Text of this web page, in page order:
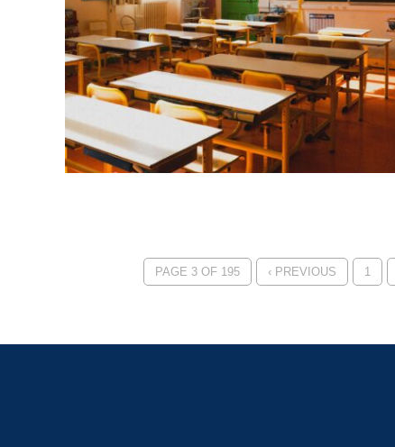
PAGE 3 OF 195 ‹ PREVIOUS 1